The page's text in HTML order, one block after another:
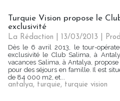
Turquie Vision propose le
exclusivité
La Rédaction | 13/03/2013
Dès le 6 avril 2013, le tour-
exclusivité le Club Salima, à
vacances Salima, à Antalya,
pour des séjours en famille. Il est
de 84 000 m2, et...
antalya, turquie, turquie vision